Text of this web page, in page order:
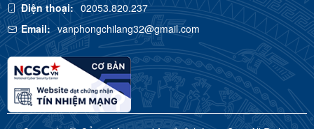
Điện thoại: 02053.820.237
Email: vanphongchilang32@gmail.com